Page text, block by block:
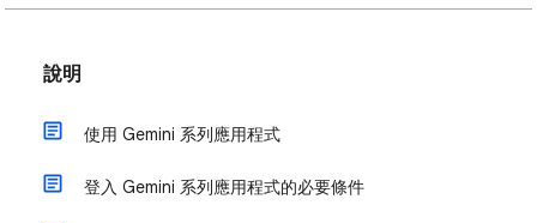
說明
使用 Gemini 系列應用程式
登入 Gemini 系列應用程式的必要條件